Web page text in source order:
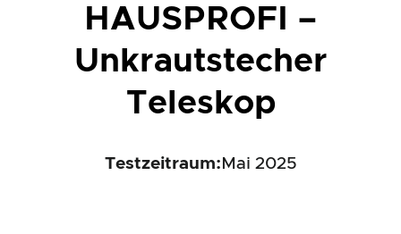
HAUSPROFI –
Unkrautstecher
Teleskop
Testzeitraum: Mai 2025